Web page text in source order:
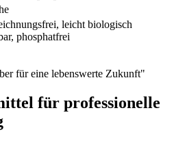
leicht biologisch
phosphatfrei
für eine lebenswerte Zukunft"
für professionelle